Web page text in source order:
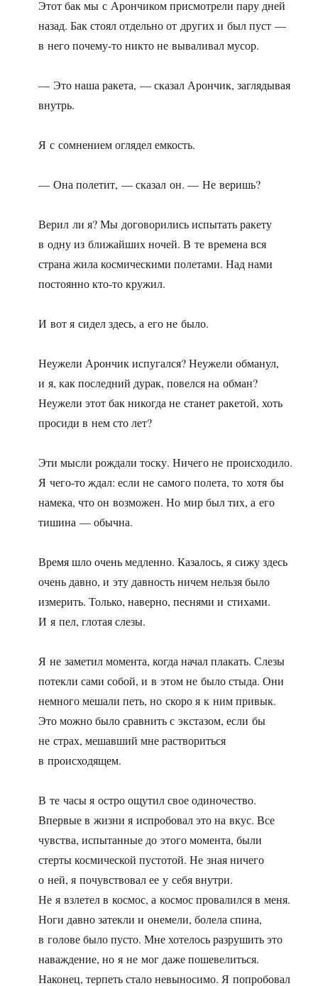
Этот бак мы с Арончиком присмотрели пару дней
назад. Бак стоял отдельно от других и был пуст —
в него почему-то никто не вываливал мусор.
— Это наша ракета, — сказал Арончик, заглядывая
внутрь.
Я с сомнением оглядел емкость.
— Она полетит, — сказал он. — Не веришь?
Верил ли я? Мы договорились испытать ракету
в одну из ближайших ночей. В те времена вся
страна жила космическими полетами. Над нами
постоянно кто-то кружил.
И вот я сидел здесь, а его не было.
Неужели Арончик испугался? Неужели обманул,
и я, как последний дурак, повелся на обман?
Неужели этот бак никогда не станет ракетой, хоть
просиди в нем сто лет?
Эти мысли рождали тоску. Ничего не происходило.
Я чего-то ждал: если не самого полета, то хотя бы
намека, что он возможен. Но мир был тих, а его
тишина — обычна.
Время шло очень медленно. Казалось, я сижу здесь
очень давно, и эту давность ничем нельзя было
измерить. Только, наверно, песнями и стихами.
И я пел, глотая слезы.
Я не заметил момента, когда начал плакать. Слезы
потекли сами собой, и в этом не было стыда. Они
немного мешали петь, но скоро я к ним привык.
Это можно было сравнить с экстазом, если бы
не страх, мешавший мне раствориться
в происходящем.
В те часы я остро ощутил свое одиночество.
Впервые в жизни я испробовал это на вкус. Все
чувства, испытанные до этого момента, были
стерты космической пустотой. Не зная ничего
о ней, я почувствовал ее у себя внутри.
Не я взлетел в космос, а космос провалился в меня.
Ноги давно затекли и онемели, болела спина,
в голове было пусто. Мне хотелось разрушить это
наваждение, но я не мог даже пошевелиться.
Наконец, терпеть стало невыносимо. Я попробовал